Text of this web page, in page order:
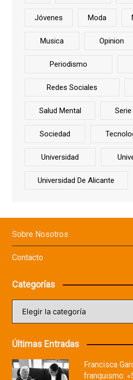
Jóvenes Moda
Musica Opinion
Periodismo
Redes Sociales
Salud Mental Serie
Sociedad
Universidad
Universidad De Alicante
Sobre Nosotros
Contacto
Categorías
Últimas Entradas
Francisca
franquismo: